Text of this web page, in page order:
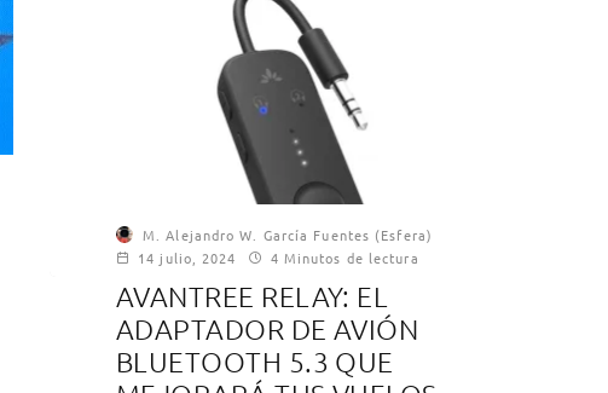
M. Alejandro W. García Fuentes (Esfera)
14 julio, 2024
4 Minutos de lectura
AVANTREE RELAY: EL
ADAPTADOR DE AVIÓN
BLUETOOTH 5.3 QUE